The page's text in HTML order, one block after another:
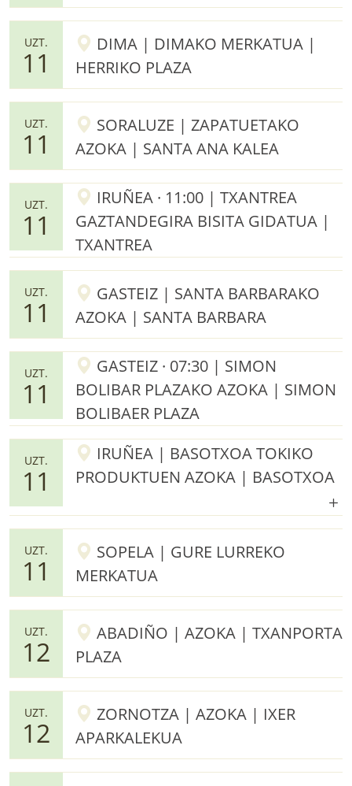
UZT.
11
DIMA | DIMAKO MERKATUA |
HERRIKO PLAZA
UZT.
11
SORALUZE | ZAPATUETAKO
AZOKA | SANTA ANA KALEA
UZT.
11
IRUÑEA · 11:00 | TXANTREA
GAZTANDEGIRA BISITA GIDATUA |
TXANTREA
UZT.
11
GASTEIZ | SANTA BARBARAKO
AZOKA | SANTA BARBARA
UZT.
11
GASTEIZ · 07:30 | SIMON
BOLIBAR PLAZAKO AZOKA | SIMON
BOLIBAER PLAZA
UZT.
11
IRUÑEA | BASOTXOA TOKIKO
PRODUKTUEN AZOKA | BASOTXOA
UZT.
11
SOPELA | GURE LURREKO
MERKATUA
UZT.
12
ABADIÑO | AZOKA | TXANPORTA
PLAZA
UZT.
12
ZORNOTZA | AZOKA | IXER
APARKALEKUA